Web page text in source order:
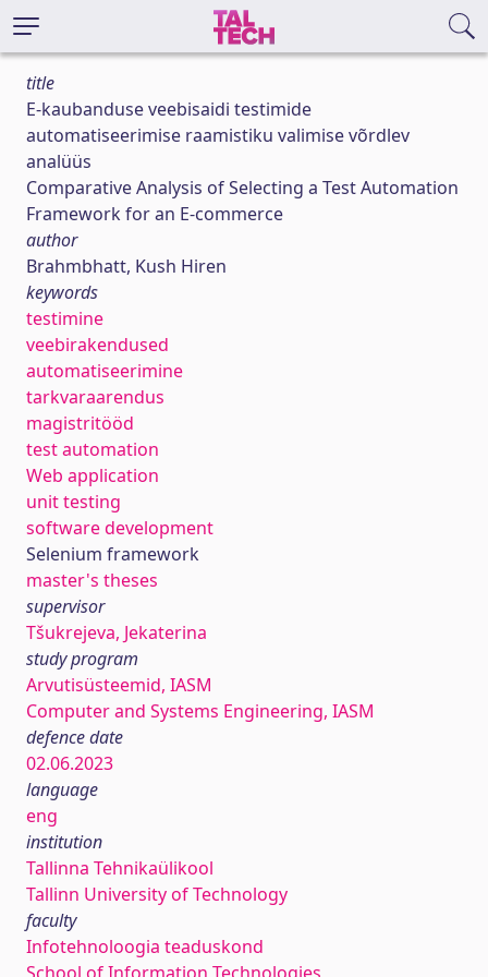
title
E-kaubanduse veebisaidi testimide
automatiseerimise raamistiku valimise võrdlev
analüüs
Comparative Analysis of Selecting a Test Automation
Framework for an E-commerce
author
Brahmbhatt, Kush Hiren
keywords
testimine
veebirakendused
automatiseerimine
tarkvaraarendus
magistritööd
test automation
Web application
unit testing
software development
Selenium framework
master's theses
supervisor
Tšukrejeva, Jekaterina
study program
Arvutisüsteemid, IASM
Computer and Systems Engineering, IASM
defence date
02.06.2023
language
eng
institution
Tallinna Tehnikaülikool
Tallinn University of Technology
faculty
Infotehnoloogia teaduskond